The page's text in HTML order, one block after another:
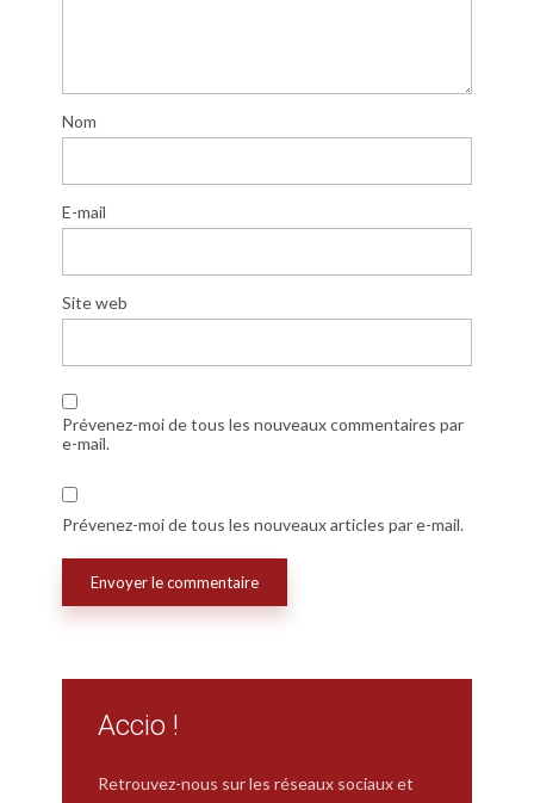
Nom
E-mail
Site web
Prévenez-moi de tous les nouveaux commentaires par
e-mail.
Prévenez-moi de tous les nouveaux articles par e-mail.
Accio !
Retrouvez-nous sur les réseaux sociaux et